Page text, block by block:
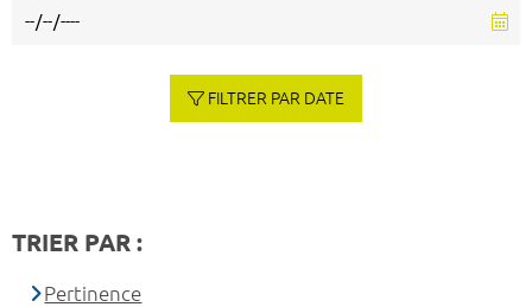
FILTRER PAR DATE
TRIER PAR :
Pertinence